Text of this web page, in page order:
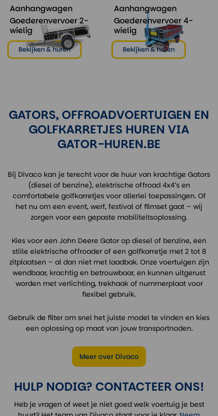
Aanhangwagen
Goederenvervoer 2-
wielig
Bekijken & huren
Aanhangwagen
Goederenvervoer 4-
wielig
Bekijken & huren
GATORS, OFFROADVOERTUIGEN EN
GOLFKARRETJES HUREN VIA
GATOR-HUREN.BE
Bij Divaco kan je terecht voor de huur van krachtige Gators
(diesel of benzine), elektrische offroad 4x4’s en
comfortabele golfkarretjes voor allerlei toepassingen. Of
het nu om een event, werf, festival of filmset gaat – wij
zorgen voor een gepaste mobiliteitsoplossing.
Kies voor een John Deere Gator op diesel of benzine, een
stille elektrische offroader of een golfkarretje met 2 tot 8
zitplaatsen – al dan niet met laadbak. Onze voertuigen zijn
wendbaar, krachtig en betrouwbaar, en kunnen uitgerust
worden met verlichting, trekhaak of nummerplaat voor
flexibel gebruik.
Gebruik de filter om snel het juiste model te vinden en kies
een oplossing op maat van jouw transportnoden.
Meer over Divaco
HULP NODIG? CONTACTEER ONS!
Heb je vragen of weet je niet goed welk voertuig je best